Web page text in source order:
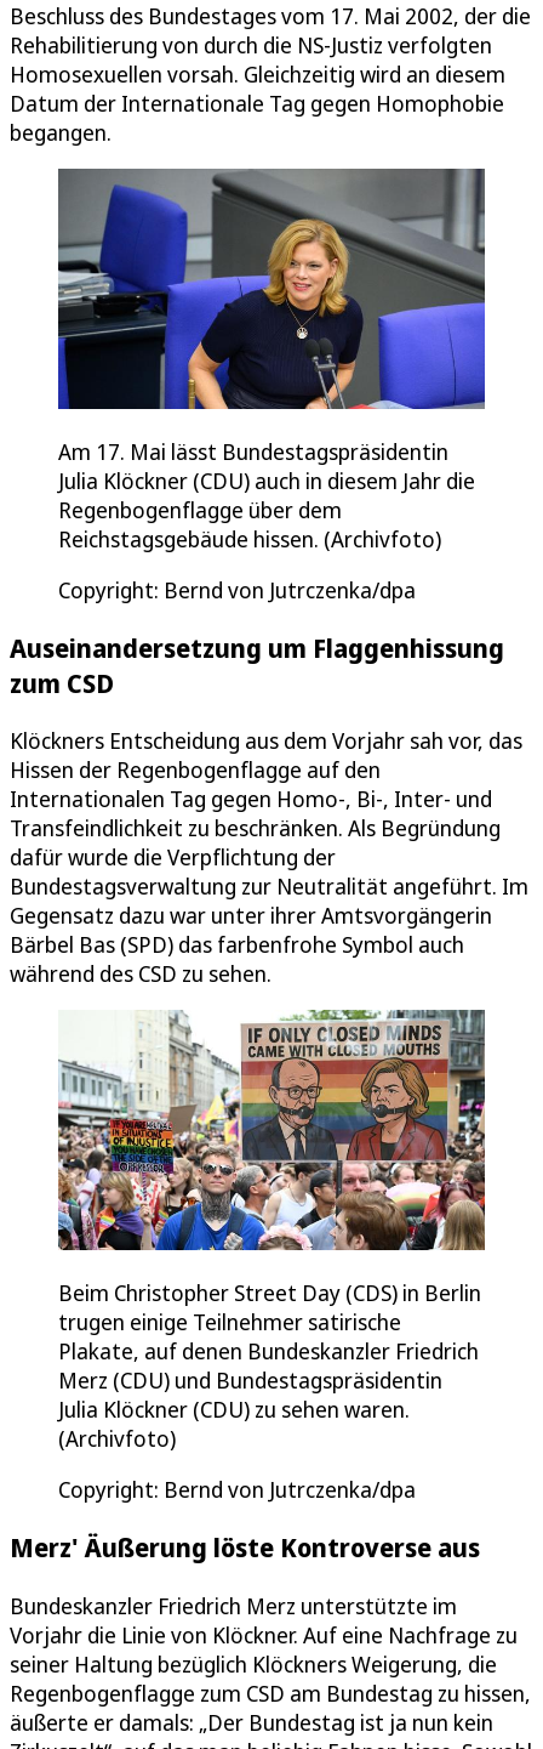
Beschluss des Bundestages vom 17. Mai 2002, der die
Rehabilitierung von durch die NS-Justiz verfolgten
Homosexuellen vorsah. Gleichzeitig wird an diesem
Datum der Internationale Tag gegen Homophobie
begangen.
Am 17. Mai lässt Bundestagspräsidentin
Julia Klöckner (CDU) auch in diesem Jahr die
Regenbogenflagge über dem
Reichstagsgebäude hissen. (Archivfoto)
Copyright: Bernd von Jutrczenka/dpa
Auseinandersetzung um Flaggenhissung
zum CSD
Klöckners Entscheidung aus dem Vorjahr sah vor, das
Hissen der Regenbogenflagge auf den
Internationalen Tag gegen Homo-, Bi-, Inter- und
Transfeindlichkeit zu beschränken. Als Begründung
dafür wurde die Verpflichtung der
Bundestagsverwaltung zur Neutralität angeführt. Im
Gegensatz dazu war unter ihrer Amtsvorgängerin
Bärbel Bas (SPD) das farbenfrohe Symbol auch
während des CSD zu sehen.
Beim Christopher Street Day (CDS) in Berlin
trugen einige Teilnehmer satirische
Plakate, auf denen Bundeskanzler Friedrich
Merz (CDU) und Bundestagspräsidentin
Julia Klöckner (CDU) zu sehen waren.
(Archivfoto)
Copyright: Bernd von Jutrczenka/dpa
Merz' Äußerung löste Kontroverse aus
Bundeskanzler Friedrich Merz unterstützte im
Vorjahr die Linie von Klöckner. Auf eine Nachfrage zu
seiner Haltung bezüglich Klöckners Weigerung, die
Regenbogenflagge zum CSD am Bundestag zu hissen,
äußerte er damals: „Der Bundestag ist ja nun kein